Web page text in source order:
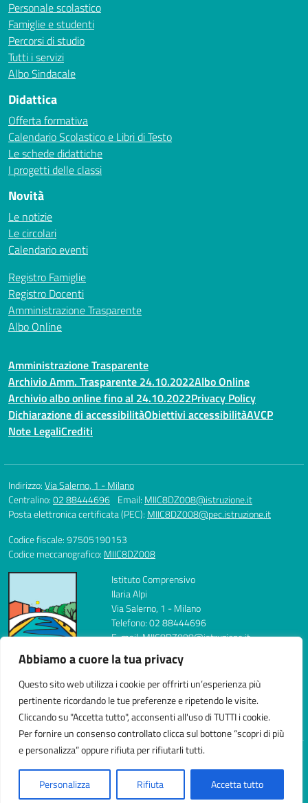
Abbiamo a cuore la tua privacy
Questo sito web utilizza i cookie per offrirti un’esperienza più
pertinente ricordando le tue preferenze e ripetendo le visite.
Cliccando su "Accetta tutto", acconsenti all'uso di TUTTI i cookie.
Per fornire un consenso controllato clicca sul bottone “scopri di più
e personalizza” oppure rifiuta per rifiutarli tutti.
Personalizza Rifiuta Accetta tutto
Personale scolastico
Famiglie e studenti
Percorsi di studio
Tutti i servizi
Albo Sindacale
Didattica
Offerta formativa
Calendario Scolastico e Libri di Testo
Le schede didattiche
I progetti delle classi
Novità
Le notizie
Le circolari
Calendario eventi
Registro Famiglie
Registro Docenti
Amministrazione Trasparente
Albo Online
Amministrazione Trasparente
Archivio Amm. Trasparente 24.10.2022Albo Online
Archivio albo online fino al 24.10.2022Privacy Policy
Dichiarazione di accessibilitàObiettivi accessibilitàAVCP
Note LegaliCrediti
Indirizzo:Via Salerno, 1 - Milano
Centralino:02 88444696 Email: MIIC8DZ008@istruzione.it
Posta elettronica certificata (PEC): MIIC8DZ008@pec.istruzione.it
Codice fiscale: 97505190153
Codice meccanografico: MIIC8DZ008
Istituto Comprensivo
Ilaria Alpi
Via Salerno, 1 - Milano
Telefono: 02 88444696
E-mail: MIIC8DZ008@istruzione.it
PEC: MIIC8DZ008@pec.istruzione.it
Codice Meccanografico: MIIC8DZ008
Codice Fiscale: 97505190153
FAX: 0288444704